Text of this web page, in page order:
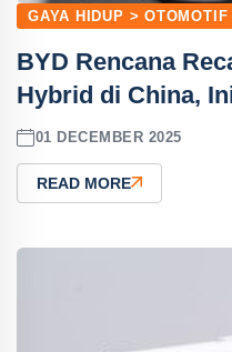
GAYA HIDUP > OTOMOTIF
BYD Rencana
Hybrid di China,
01 DECEMBER 2025
READ MORE